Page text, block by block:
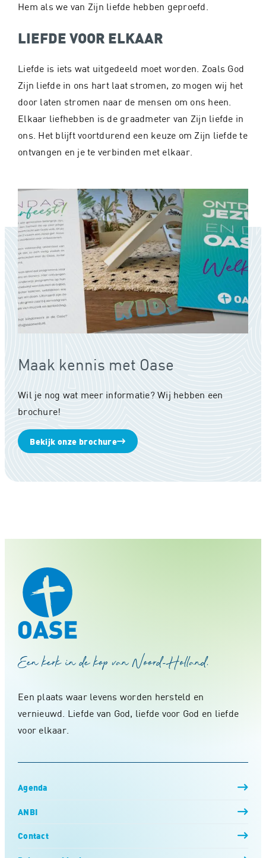
Hem als we van Zijn liefde hebben geproefd.
LIEFDE VOOR ELKAAR
Liefde is iets wat uitgedeeld moet worden. Zoals God
Zijn liefde in ons hart laat stromen, zo mogen wij het
door laten stromen naar de mensen om ons heen.
Elkaar liefhebben is de graadmeter van Zijn liefde in
ons. Het blijft voortdurend een keuze om Zijn liefde te
ontvangen en je te verbinden met elkaar.
Maak kennis met Oase
Wil je nog wat meer informatie? Wij hebben een
brochure!
Bekijk onze brochure
Een kerk in de kop van Noord-Holland.
Een plaats waar levens worden hersteld en
vernieuwd. Liefde van God, liefde voor God en liefde
voor elkaar.
Agenda
ANBI
Contact